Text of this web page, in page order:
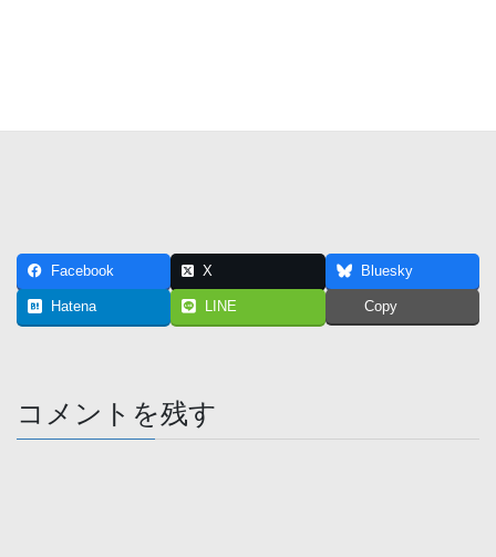
Facebook X Bluesky
Hatena LINE Copy
コメントを残す